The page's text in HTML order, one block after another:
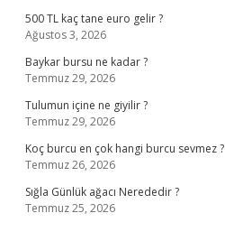
500 TL kaç tane euro gelir ?
Ağustos 3, 2026
Baykar bursu ne kadar ?
Temmuz 29, 2026
Tulumun içine ne giyilir ?
Temmuz 29, 2026
Koç burcu en çok hangi burcu sevmez ?
Temmuz 26, 2026
Sığla Günlük ağacı Nerededir ?
Temmuz 25, 2026